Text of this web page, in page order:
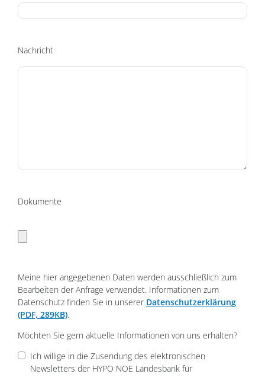
Nachricht
Dokumente
Meine hier angegebenen Daten werden ausschließlich zum
Bearbeiten der Anfrage verwendet. Informationen zum
Datenschutz finden Sie in unserer Datenschutzerklärung
(PDF, 289KB).
Möchten Sie gern aktuelle Informationen von uns erhalten?
Ich willige in die Zusendung des elektronischen
Newsletters der HYPO NOE Landesbank für